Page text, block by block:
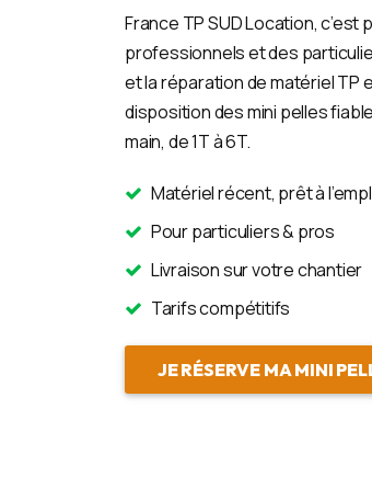
France TP SUD Location, c’est
professionnels et des
et la réparation de matériel
disposition des mini pelles
main, de 1T à 6T.
Matériel récent, prêt à
Pour particuliers & pros
Livraison sur votre chantier
Tarifs compétitifs
JE RÉSERVE MA MINI